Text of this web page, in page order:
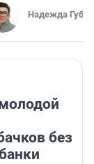
Надежда
без